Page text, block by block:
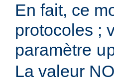
En fait, ce
protocoles ;
paramètre
La valeur